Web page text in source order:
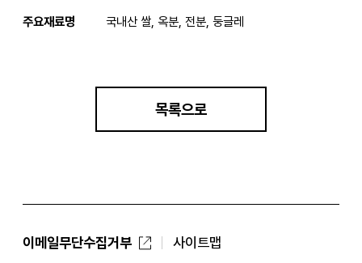
주요재료명 국내산 쌀, 옥분, 전분, 둥글레
목록으로
이메일무단수집거부 사이트맵